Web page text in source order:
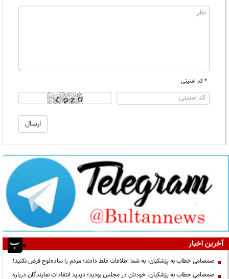
* کد امنیتی
آخرین اخبار
صمصامی خطاب به پزشکیان: به شما اطلاعات غلط دادند؛ مردم را ساده‌لوح فرض نکنید!
صمصامی خطاب به پزشکیان: خودتان در مجلس بودید؛ دیدید انتقادات نمایندگان درباره